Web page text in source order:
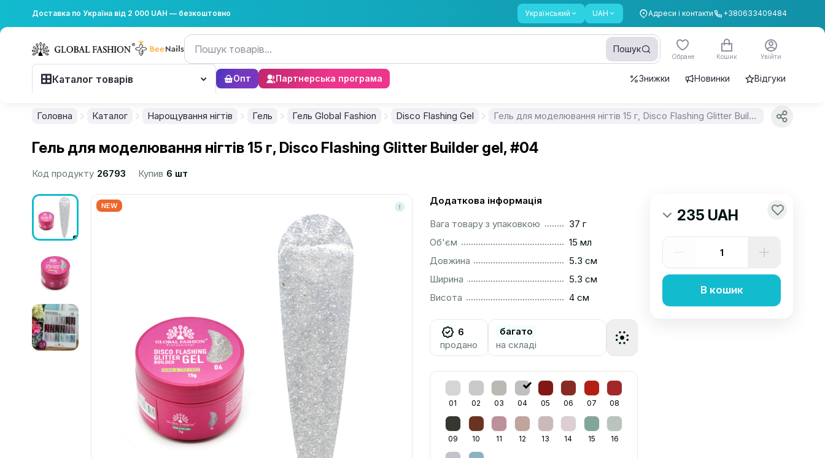
Доставка по Україна від 2 000 UAH — безкоштовно Український UAH Адреси і контакти +380633409484
Пошук
Обране Кошик Увійти
Каталог товарів Опт Партнерська програма Знижки Новинки Відгуки
Головна Каталог Нарощування нігтів Гель Гель Global Fashion Disco Flashing Gel Гель для моделювання нігтів 15 г, Disco Flashing Glitter Builder gel, #04
Гель для моделювання нігтів 15 г, Disco Flashing Glitter Builder gel, #04
Код продукту 26793 Купив 6 шт
NEW
Додаткова інформація
Вага товару з упаковкою
...................................................................................................................................................................................................................................... 37 г
Об'єм
...................................................................................................................................................................................................................................... 15 мл
Довжина
...................................................................................................................................................................................................................................... 5.3 см
Ширина
...................................................................................................................................................................................................................................... 5.3 см
Висота
...................................................................................................................................................................................................................................... 4 см
6
продано
багато
на складі
01 02 03 04 05 06 07 08
09 10 11 12 13 14 15 16
235 UAH
В кошик